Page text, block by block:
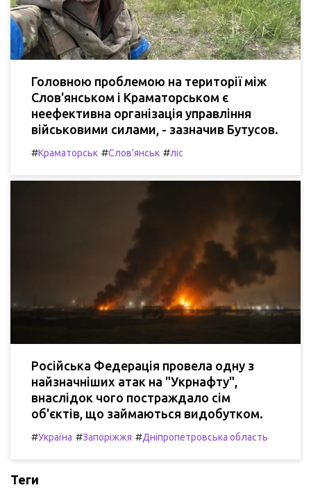
Головною проблемою на території між
Слов'янськом і Краматорськом є
неефективна організація управління
військовими силами, - зазначив Бутусов.
#Краматорськ #Слов'янськ #ліс
Російська Федерація провела одну з
найзначніших атак на "Укрнафту",
внаслідок чого постраждало сім
об'єктів, що займаються видобутком.
#Україна #Запоріжжя #Дніпропетровська область
Теги